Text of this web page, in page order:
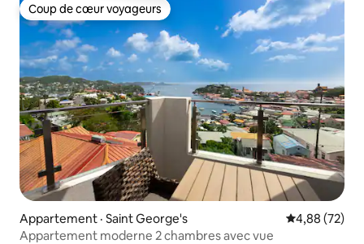
Coup de cœur voyageurs
Coup de cœur voyageurs
Appartement · Saint George's Note
4,88 (72)
Appartement moderne 2 chambres avec vue